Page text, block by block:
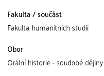
Fakulta / součást
Fakulta humanitních studií
Obor
Orální historie - soudobé dějiny